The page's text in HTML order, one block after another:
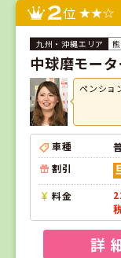
2位
中球磨モー
ペンショ
車種
割引
料金
詳